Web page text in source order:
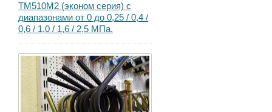
ТМ510М2 (эконом серия) с
диапазонами от 0 до 0,25 / 0,4 /
0,6 / 1,0 / 1,6 / 2,5 МПа.